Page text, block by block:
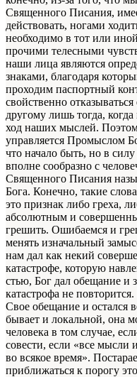
Священного Писания,
действовать, ногами
необходимо в тот или
прочими телесны­ми
наши лица являются
знаками, благодаря
проходим паспортный
свой­ственно
другому лишь тогда,
ход наших мыслей.
управляется Промыслом
что начало быть, но в
вполне сообразно с
Священного Пи­сания
Бога. Конечно, такие
это признак либо греха,
абсолютным и
грешить. Ошибаемся и
менять изначальный
нам дал как некий
катастрофе, которую
стью, Бог дал обещание и
катастрофа не
Свое обещание и остался
бывает и ло­кальной, она
человека в том случае,
совести, если «все мысли
во всякое время».
приближаться к порогу